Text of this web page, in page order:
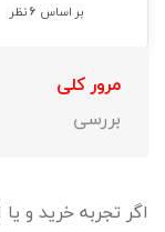
بر اساس 6نظر
مرور کلی
بررسی
اگر تجربه خرید و